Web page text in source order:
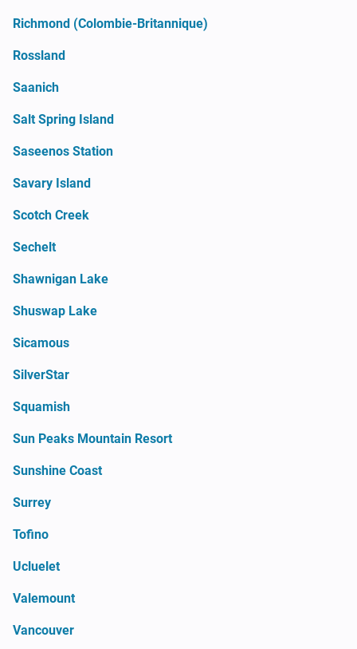
Richmond (Colombie-Britannique)
Rossland
Saanich
Salt Spring Island
Saseenos Station
Savary Island
Scotch Creek
Sechelt
Shawnigan Lake
Shuswap Lake
Sicamous
SilverStar
Squamish
Sun Peaks Mountain Resort
Sunshine Coast
Surrey
Tofino
Ucluelet
Valemount
Vancouver